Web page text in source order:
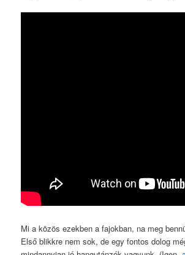
Mi a közös ezekben a fajokban, na meg
Első blikkre nem sok, de egy fontos dolog